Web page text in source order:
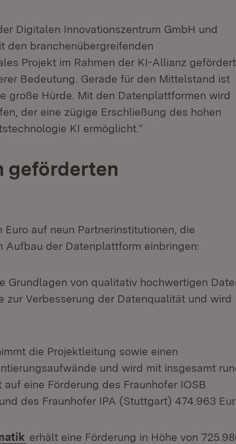
Digitalen Innovationszentrum GmbH und
den branchenübergreifenden
Projekt im Rahmen der KI-Allianz gefördert
Bedeutung. Gerade für den Mittelstand ist
große Hürde. Mit den Datenplattformen wird
der eine zügige Erschließung des hohen
KI ermöglicht.“
geförderten
auf neun Partnerinstitutionen, die
Aufbau der Datenplattform einbringen:
Fenster)
Grundlagen von qualitativ hochwertigen
zur Verbesserung der Datenqualität und wird
in neuem Fenster)
die Projektleitung sowie einen
und wird mit insgesamt
eine Förderung des Fraunhofer IOSB
des Fraunhofer IPA (Stuttgart) 474.963
(Öffnet in neuem Fenster)
erhält eine Förderung in Höhe von